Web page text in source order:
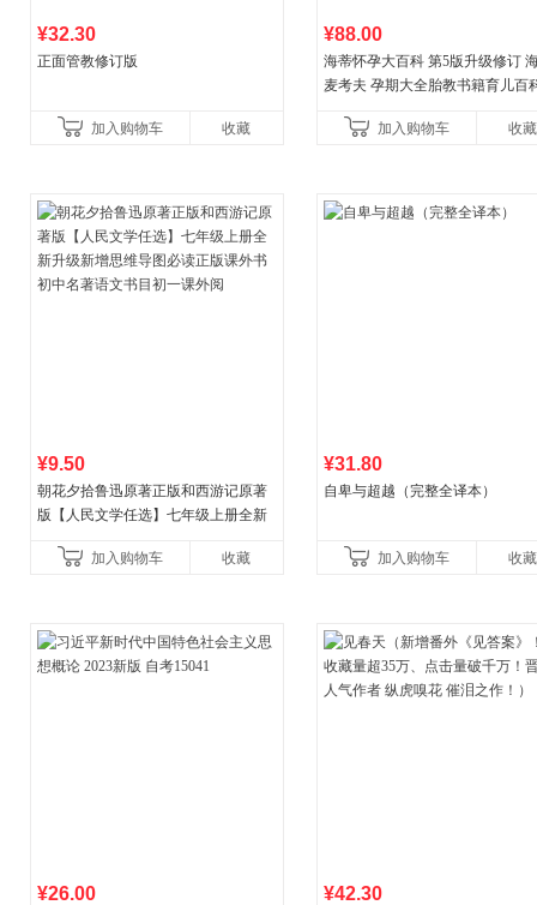
¥32.30
正面管教修订版
加入购物车 收藏
¥88.00
海蒂怀孕大百科 第5版升级修订
麦考夫 孕期大全胎教书籍育儿百
健养生百科读物当
加入购物车 收藏
¥9.50
朝花夕拾鲁迅原著正版和西游记原著
版【人民文学任选】七年级上册全新
中名著语文书目初一课外阅
加入购物车 收藏
¥31.80
自卑与超越（完整全译本）
加入购物车 收藏
¥26.00 ¥42.30